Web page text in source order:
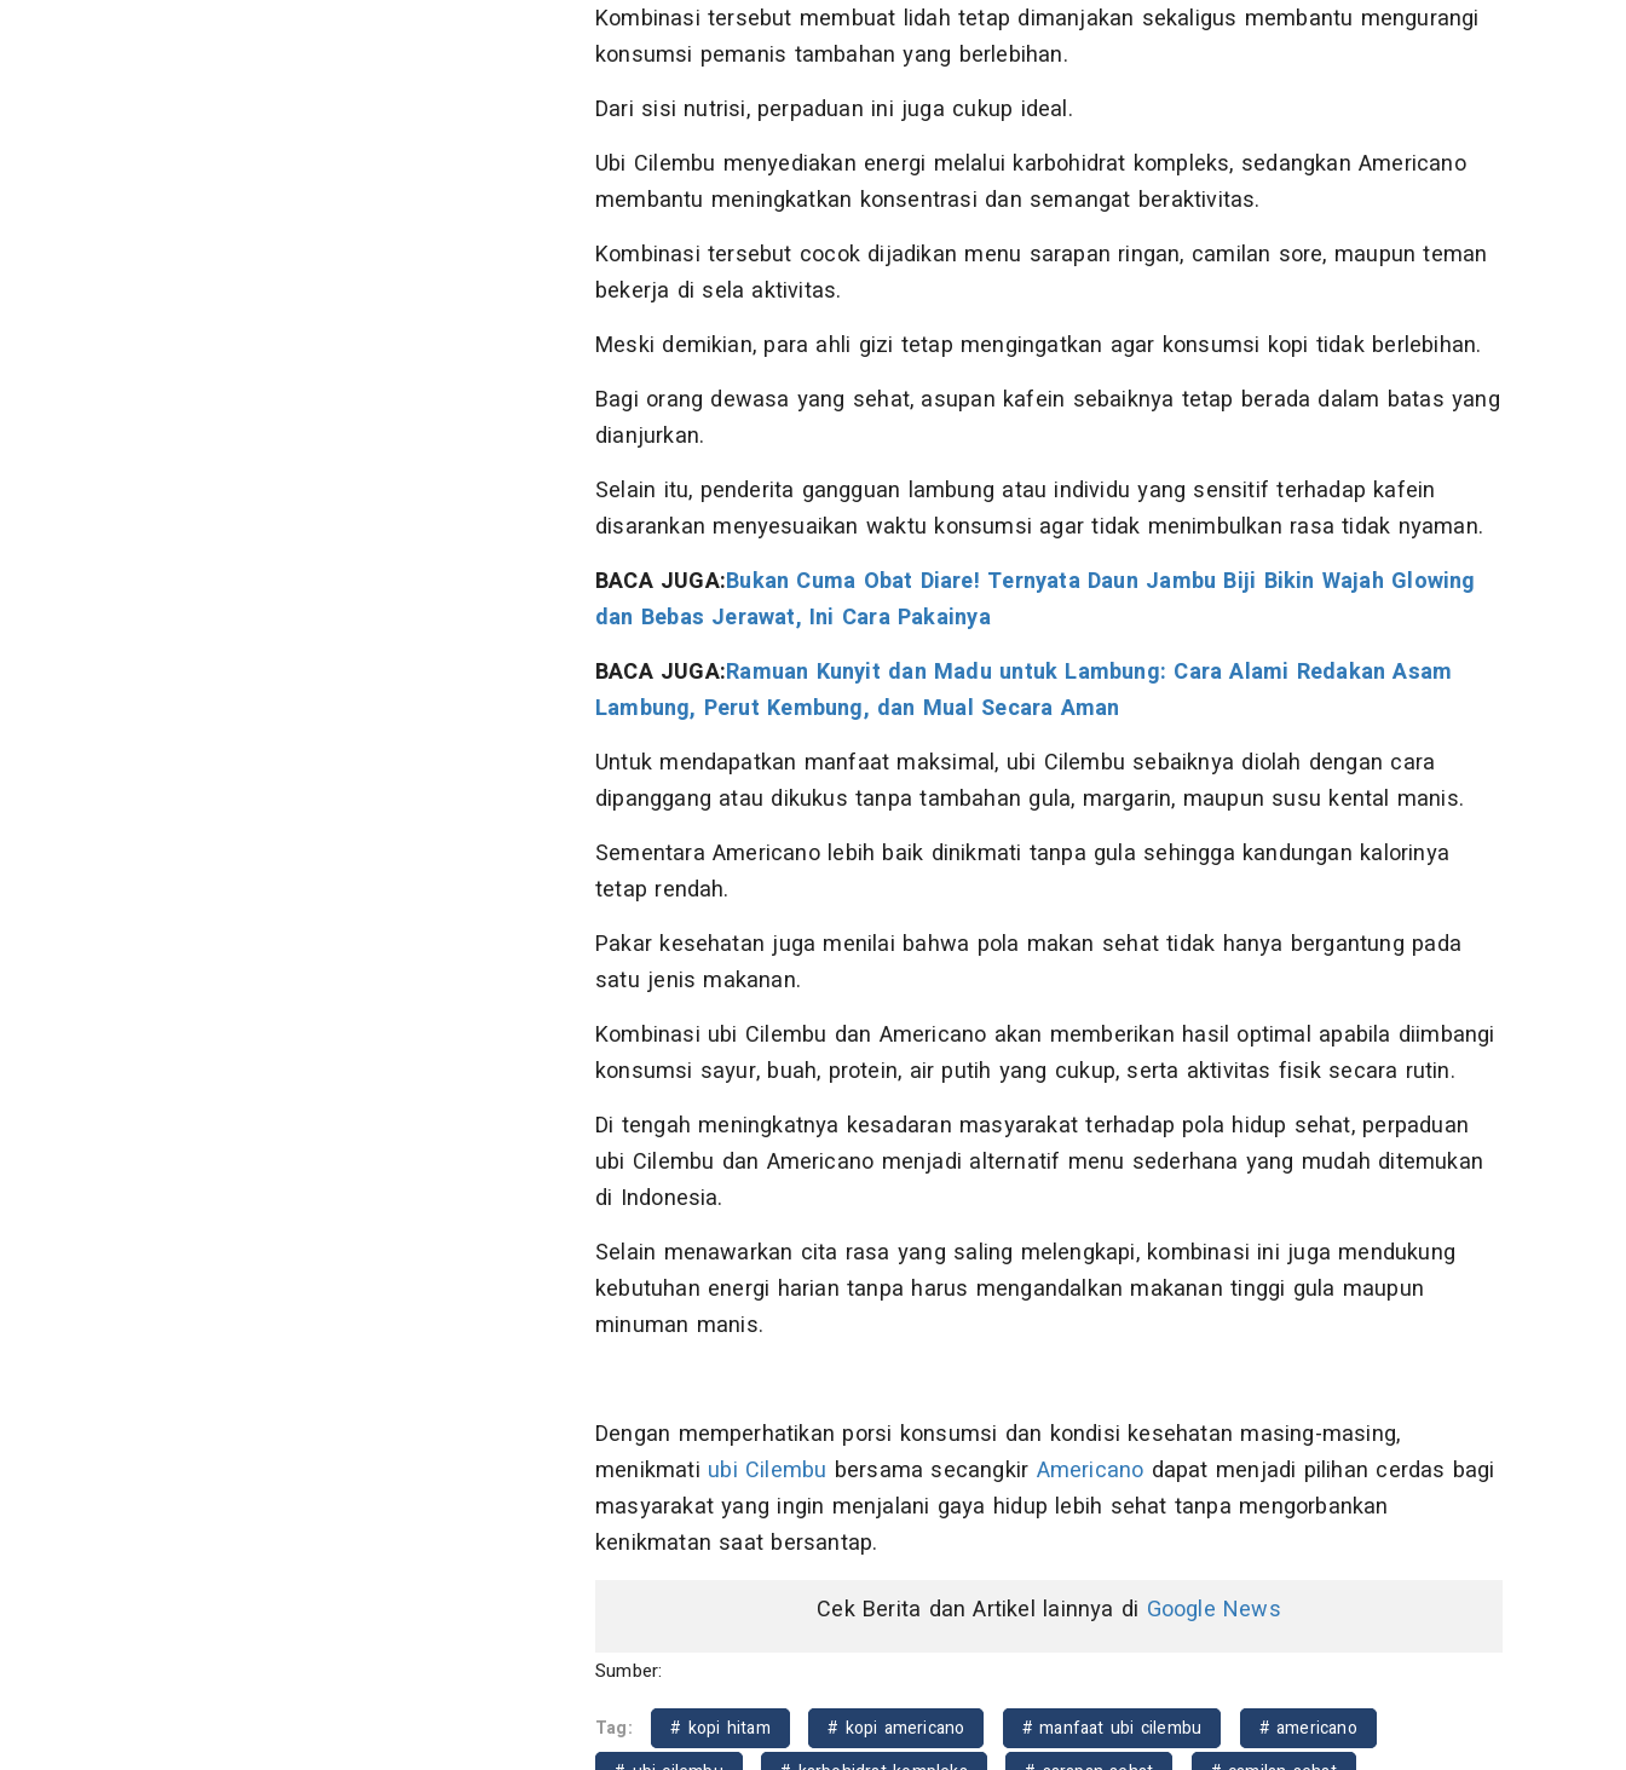
Kombinasi tersebut membuat lidah tetap dimanjakan sekaligus membantu mengurangi
konsumsi pemanis tambahan yang berlebihan.
Dari sisi nutrisi, perpaduan ini juga cukup ideal.
Ubi Cilembu menyediakan energi melalui karbohidrat kompleks, sedangkan Americano
membantu meningkatkan konsentrasi dan semangat beraktivitas.
Kombinasi tersebut cocok dijadikan menu sarapan ringan, camilan sore, maupun teman
bekerja di sela aktivitas.
Meski demikian, para ahli gizi tetap mengingatkan agar konsumsi kopi tidak berlebihan.
Bagi orang dewasa yang sehat, asupan kafein sebaiknya tetap berada dalam batas yang
dianjurkan.
Selain itu, penderita gangguan lambung atau individu yang sensitif terhadap kafein
disarankan menyesuaikan waktu konsumsi agar tidak menimbulkan rasa tidak nyaman.
BACA JUGA:​Bukan Cuma Obat Diare! Ternyata Daun Jambu Biji Bikin Wajah Glowing
dan Bebas Jerawat, Ini Cara Pakainya
BACA JUGA:Ramuan Kunyit dan Madu untuk Lambung: Cara Alami Redakan Asam
Lambung, Perut Kembung, dan Mual Secara Aman
Untuk mendapatkan manfaat maksimal, ubi Cilembu sebaiknya diolah dengan cara
dipanggang atau dikukus tanpa tambahan gula, margarin, maupun susu kental manis.
Sementara Americano lebih baik dinikmati tanpa gula sehingga kandungan kalorinya
tetap rendah.
Pakar kesehatan juga menilai bahwa pola makan sehat tidak hanya bergantung pada
satu jenis makanan.
Kombinasi ubi Cilembu dan Americano akan memberikan hasil optimal apabila diimbangi
konsumsi sayur, buah, protein, air putih yang cukup, serta aktivitas fisik secara rutin.
Di tengah meningkatnya kesadaran masyarakat terhadap pola hidup sehat, perpaduan
ubi Cilembu dan Americano menjadi alternatif menu sederhana yang mudah ditemukan
di Indonesia.
Selain menawarkan cita rasa yang saling melengkapi, kombinasi ini juga mendukung
kebutuhan energi harian tanpa harus mengandalkan makanan tinggi gula maupun
minuman manis.
Dengan memperhatikan porsi konsumsi dan kondisi kesehatan masing-masing,
menikmati ubi Cilembu bersama secangkir Americano dapat menjadi pilihan cerdas bagi
masyarakat yang ingin menjalani gaya hidup lebih sehat tanpa mengorbankan
kenikmatan saat bersantap.
Cek Berita dan Artikel lainnya di Google News
Sumber:
Tag: # kopi hitam # kopi americano # manfaat ubi cilembu
# americano